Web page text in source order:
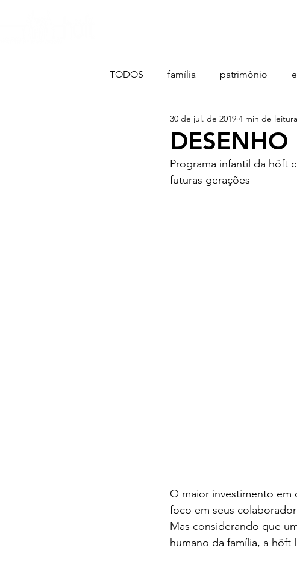
TODOS família patrimônio
DESENHO
30 de jul. de 2019 4 min de leitura
Programa infantil da höft
futuras gerações
O maior investimento em
foco em seus
Mas considerando que
humano da família, a höft